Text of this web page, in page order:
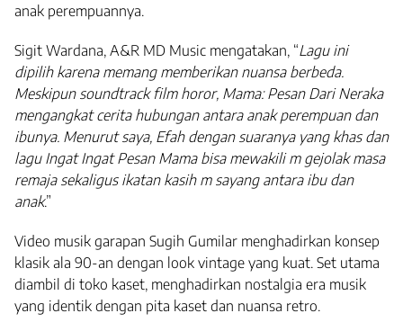
anak perempuannya.
Sigit Wardana, A&R MD Music mengatakan, “Lagu ini
dipilih karena memang memberikan nuansa berbeda.
Meskipun soundtrack film horor, Mama: Pesan Dari Neraka
mengangkat cerita hubungan antara anak perempuan dan
ibunya. Menurut saya, Efah dengan suaranya yang khas dan
lagu Ingat Ingat Pesan Mama bisa mewakili m gejolak masa
remaja sekaligus ikatan kasih m sayang antara ibu dan
anak.”
Video musik garapan Sugih Gumilar menghadirkan konsep
klasik ala 90-an dengan look vintage yang kuat. Set utama
diambil di toko kaset, menghadirkan nostalgia era musik
yang identik dengan pita kaset dan nuansa retro.